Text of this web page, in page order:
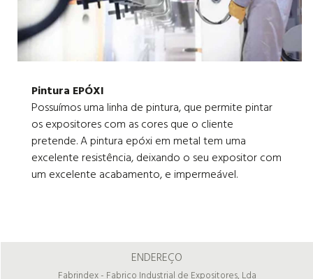
Pintura EPÓXI
Possuímos uma linha de pintura, que permite pintar
os expositores com as cores que o cliente
pretende. A pintura epóxi em metal tem uma
excelente resistência, deixando o seu expositor com
um excelente acabamento, e impermeável.
ENDEREÇO
Fabrindex - Fabrico Industrial de Expositores, Lda